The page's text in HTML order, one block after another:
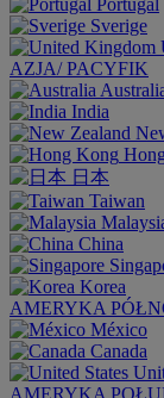
Portugal
Sverige
AZJA/ PACYFIK
India
日本
Taiwan
China
Korea
AMERYKA
México
Canada
AMERYKA